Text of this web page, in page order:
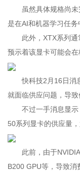
虽然具体规格尚未
是在AI和机器学习任务
此外，XTX系列通
预示着该显卡可能会在
快科技2月16日消息
就面临供应问题，导致
不过一手消息显示
50系列显卡的供应量
此前，由于NVIDIA
B200 GPU等，导致消